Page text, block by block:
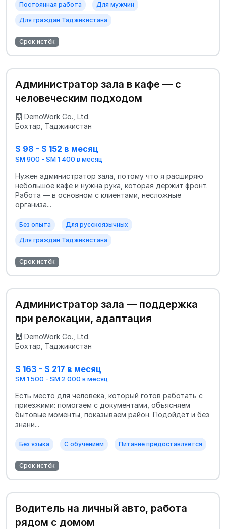
Постоянная работа Для мужчин
Для граждан Таджикистана
Срок истёк
Администратор зала в кафе — с
человеческим подходом
DemoWork Co., Ltd.
Бохтар, Таджикистан
$ 98 - $ 152 в месяц
SM 900 - SM 1 400 в месяц
Нужен администратор зала, потому что я расширяю
небольшое кафе и нужна рука, которая держит фронт.
Работа — в основном с клиентами, несложные
организа...
Без опыта Для русскоязычных
Для граждан Таджикистана
Срок истёк
Администратор зала — поддержка
при релокации, адаптация
DemoWork Co., Ltd.
Бохтар, Таджикистан
$ 163 - $ 217 в месяц
SM 1 500 - SM 2 000 в месяц
Есть место для человека, который готов работать с
приезжими: помогаем с документами, объясняем
бытовые моменты, показываем район. Подойдёт и без
знани...
Без языка С обучением Питание предоставляется
Срок истёк
Водитель на личный авто, работа
рядом с домом